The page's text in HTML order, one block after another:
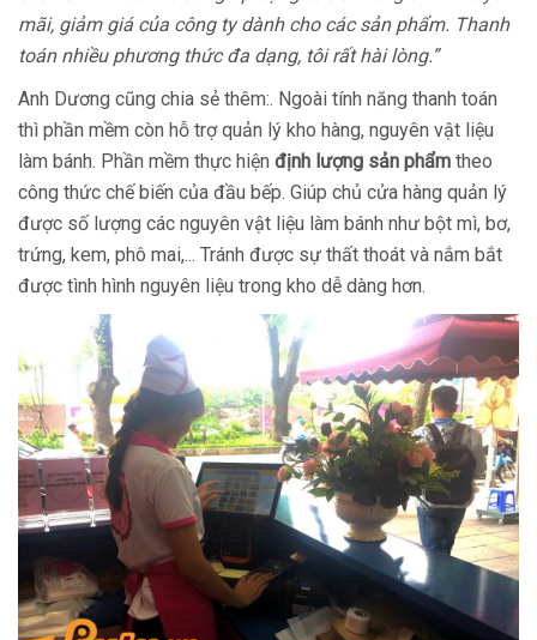
mãi, giảm giá của công ty dành cho các sản phẩm. Thanh
toán nhiều phương thức đa dạng, tôi rất hài lòng.”
Anh Dương cũng chia sẻ thêm:. Ngoài tính năng thanh toán
thì phần mềm còn hỗ trợ quản lý kho hàng, nguyên vật liệu
làm bánh. Phần mềm thực hiện định lượng sản phẩm theo
công thức chế biến của đầu bếp. Giúp chủ cửa hàng quản lý
được số lượng các nguyên vật liệu làm bánh như bột mì, bơ,
trứng, kem, phô mai,... Tránh được sự thất thoát và nắm bắt
được tình hình nguyên liệu trong kho dễ dàng hơn.